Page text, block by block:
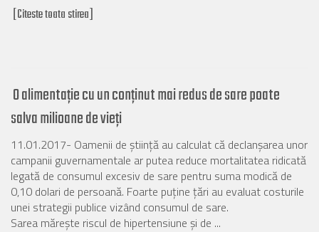
[Citeste toata stirea]
O alimentație cu un conținut mai redus de sare poate
salva milioane de vieți
11.01.2017- Oamenii de știință au calculat că declanșarea unor
campanii guvernamentale ar putea reduce mortalitatea ridicată
legată de consumul excesiv de sare pentru suma modică de
0,10 dolari de persoană. Foarte puține țări au evaluat costurile
unei strategii publice vizând consumul de sare.
Sarea mărește riscul de hipertensiune și de ...